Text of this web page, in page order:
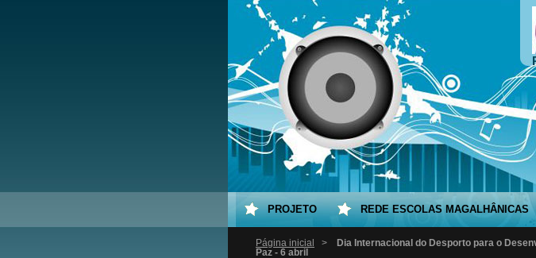
Página inicial >
Dia Internacional do Desporto para o
Paz - 6 abril
PROJETO REDE ESCOLAS MAGALHÂNICAS